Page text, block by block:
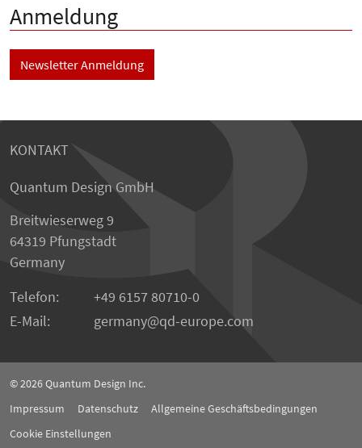
Anmeldung
Newsletter Anmeldung
KONTAKT
Quantum Design GmbH
Breitwieserweg 9
64319 Pfungstadt
Germany
Telefon:
+49 6157 80710-0
E-Mail:
germany qd-europe.com
© 2026Quantum Design Inc.
Impressum
Datenschutz
Allgemeine Geschäftsbedingungen
Cookie Einstellungen